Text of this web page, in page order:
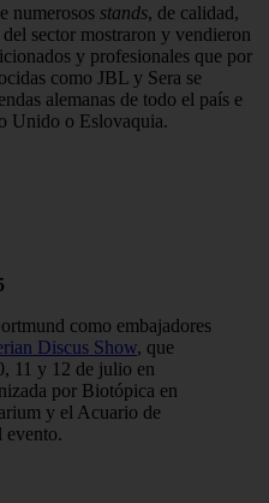
numerosos stands, de calidad,
sector mostraron y vendieron
y profesionales que por
como JBL y Sera se
alemanas de todo el país e
Unido o Eslovaquia.
como embajadores
Discus Show, que
11 y 12 de julio en
por Biotópica en
y el Acuario de
evento.